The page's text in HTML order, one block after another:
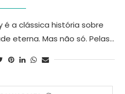
é a clássica história sobre
eterna. Mas não só. Pelas…